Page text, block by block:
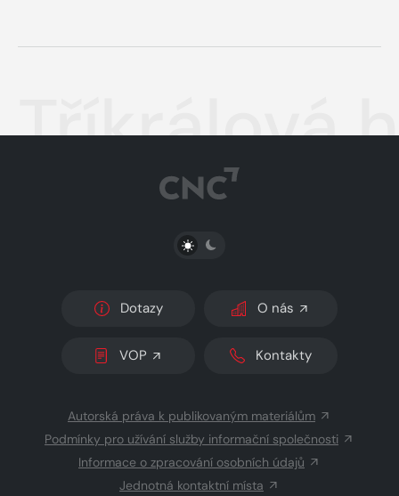
Tříkrálová
PŘEPNOUT SVĚTLÝ/TMAVÝ REŽIM
Dotazy O nás
VOP Kontakty
Autorská práva k publikovaným materiálům
Podmínky pro užívání služby informační společnosti
Informace o zpracování osobních údajů
Jednotná kontaktní místa